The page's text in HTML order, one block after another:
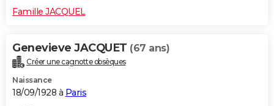
Famille JACQUEL
Genevieve JACQUET (67 ans)
Créer une cagnotte obsèques
Naissance
18/09/1928 à Paris